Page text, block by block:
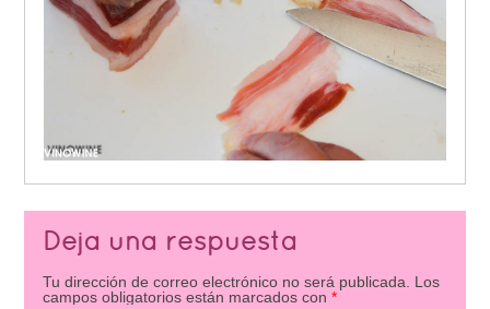
Deja una respuesta
Tu dirección de correo electrónico no será publicada.
Los
campos obligatorios están marcados con *